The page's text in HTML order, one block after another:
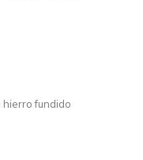
hierro fundido